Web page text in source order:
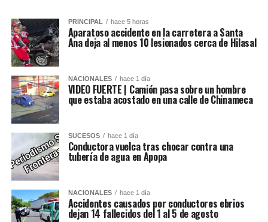
PRINCIPAL hace 5 horas
Aparatoso accidente en la carretera a Santa
Ana deja al menos 10 lesionados cerca de Hilasal
NACIONALES hace 1 día
VIDEO FUERTE | Camión pasa sobre un hombre
que estaba acostado en una calle de Chinameca
SUCESOS hace 1 día
Conductora vuelca tras chocar contra una
tubería de agua en Apopa
NACIONALES hace 1 día
Accidentes causados por conductores ebrios
dejan 14 fallecidos del 1 al 5 de agosto